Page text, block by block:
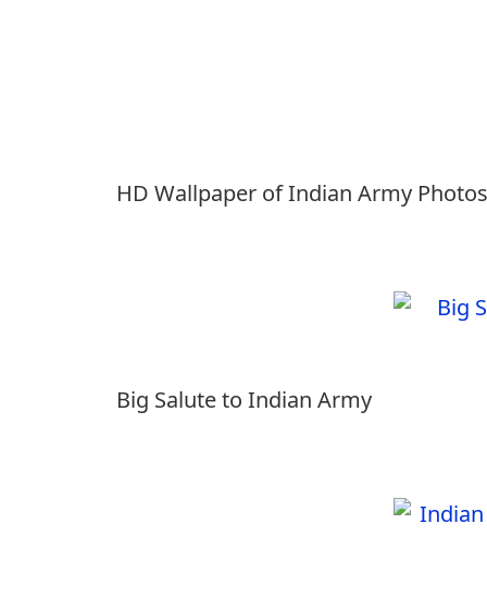
HD Wallpaper of Indian Army
Big Salute to Indian Army